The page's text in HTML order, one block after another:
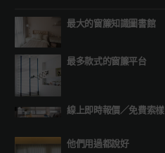
最大的窗簾知識圖書館
最多款式的窗簾平台
線上即時報價／免費索樣
他們用過都說好